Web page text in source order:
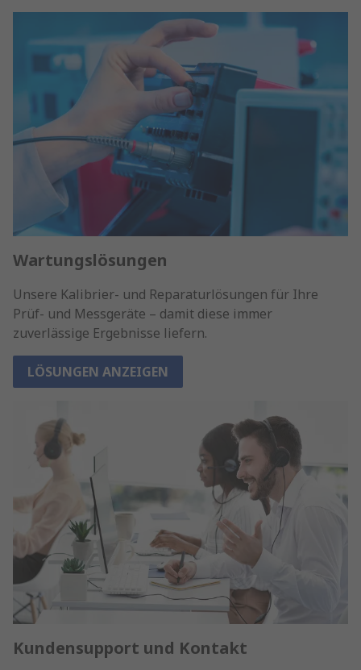
Wartungslösungen
Unsere Kalibrier- und Reparaturlösungen für Ihre
Prüf- und Messgeräte – damit diese immer
zuverlässige Ergebnisse liefern.
LÖSUNGEN ANZEIGEN
Kundensupport und Kontakt